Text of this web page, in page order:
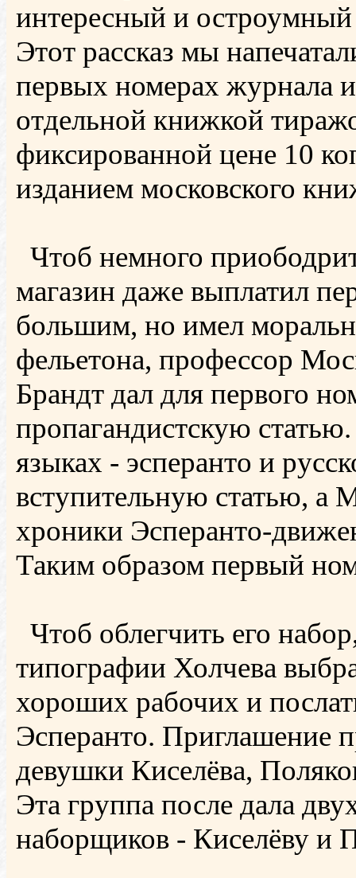
интересный и
Этот рассказ мы
первых номерах журнала
отдельной книжкой
фиксированной цене 10
изданием московского
Чтоб немного
магазин даже выплатил
большим, но имел
фельетона, профессор
Брандт дал для первого
пропагандистскую
языках - эсперанто и
вступительную статью, а
хроники Эсперанто-
Таким образом первый
Чтоб облегчить его
типографии Холчева
хороших рабочих и
Эсперанто. Приглашение
девушки Киселёва,
Эта группа после дала
наборщиков - Киселёву и